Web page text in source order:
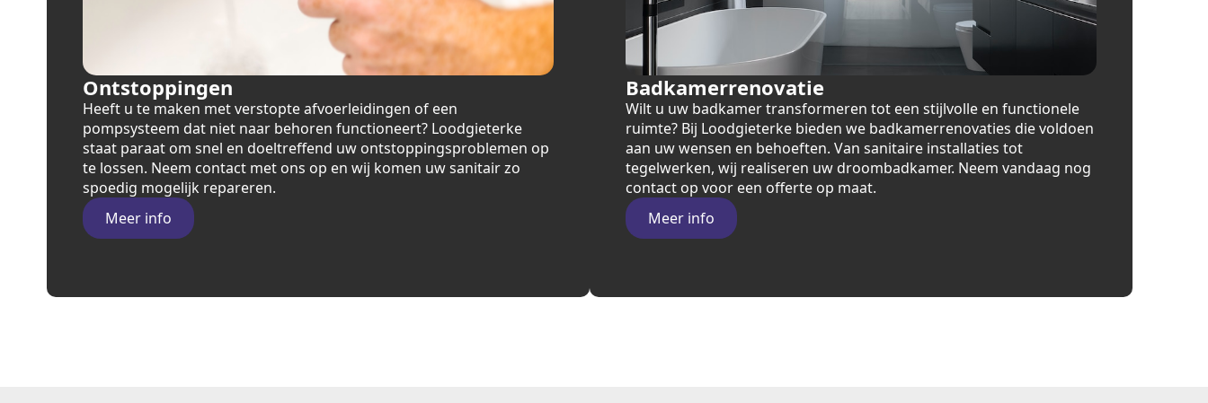
Ontstoppingen
Heeft u te maken met verstopte afvoerleidingen of een
pompsysteem dat niet naar behoren functioneert? Loodgieterke
staat paraat om snel en doeltreffend uw ontstoppingsproblemen op
te lossen. Neem contact met ons op en wij komen uw sanitair zo
spoedig mogelijk repareren.
Meer info
Badkamerrenovatie
Wilt u uw badkamer transformeren tot een stijlvolle en functionele
ruimte? Bij Loodgieterke bieden we badkamerrenovaties die voldoen
aan uw wensen en behoeften. Van sanitaire installaties tot
tegelwerken, wij realiseren uw droombadkamer. Neem vandaag nog
contact op voor een offerte op maat.
Meer info